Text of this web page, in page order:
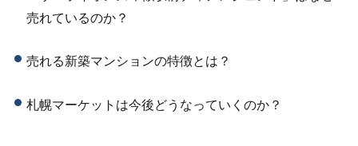
売れているのか？
売れる新築マンションの特徴とは？
札幌マーケットは今後どうなっていくのか？